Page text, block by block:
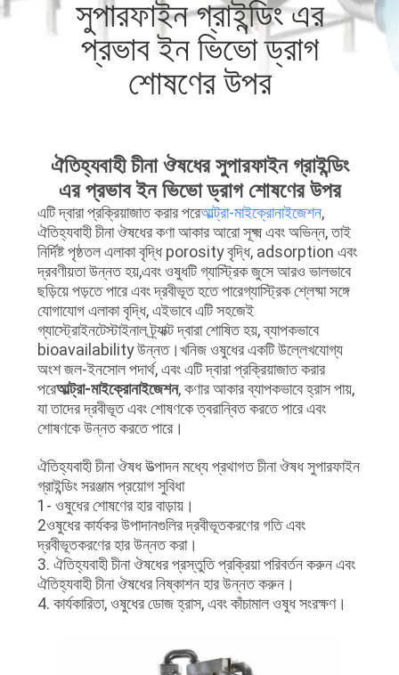
ভ্রমণ
যোগাযোগ
উদ্ধৃতির
জন্য
আবেদন
সাইটম্যাপ
গোপনীয়তা
সুপারফাইন গ্রাইন্ডিং এর
প্রভাব ইন ভিভো ড্রাগ
শোষণের উপর
ঐতিহ্যবাহী চীনা ঔষধের সুপারফাইন গ্রাইন্ডিং
এর প্রভাব ইন ভিভো ড্রাগ শোষণের উপর
এটি দ্বারা প্রক্রিয়াজাত করার পরেআল্ট্রা-মাইক্রোনাইজেশন,
ঐতিহ্যবাহী চীনা ঔষধের কণা আকার আরো সূক্ষ্ম এবং অভিন্ন, তাই
নির্দিষ্ট পৃষ্ঠতল এলাকা বৃদ্ধি porosity বৃদ্ধি, adsorption এবং
দ্রবণীয়তা উন্নত হয়,এবং ওষুধটি গ্যাস্ট্রিক জুসে আরও ভালভাবে
ছড়িয়ে পড়তে পারে এবং দ্রবীভূত হতে পারেগ্যাস্ট্রিক শ্লেষ্মা সঙ্গে
যোগাযোগ এলাকা বৃদ্ধি, এইভাবে এটি সহজেই
গ্যাস্ট্রোইনটেস্টাইনাল ট্র্যাক্ট দ্বারা শোষিত হয়, ব্যাপকভাবে
bioavailability উন্নত।খনিজ ওষুধের একটি উল্লেখযোগ্য
অংশ জল-ইনসোল পদার্থ, এবং এটি দ্বারা প্রক্রিয়াজাত করার
পরেআল্ট্রা-মাইক্রোনাইজেশন, কণার আকার ব্যাপকভাবে হ্রাস পায়,
যা তাদের দ্রবীভূত এবং শোষণকে ত্বরান্বিত করতে পারে এবং
শোষণকে উন্নত করতে পারে।
ঐতিহ্যবাহী চীনা ঔষধ উত্পাদন মধ্যে প্রথাগত চীনা ঔষধ সুপারফাইন
গ্রাইন্ডিং সরঞ্জাম প্রয়োগ সুবিধা
1- ওষুধের শোষণের হার বাড়ায়।
2ওষুধের কার্যকর উপাদানগুলির দ্রবীভূতকরণের গতি এবং
দ্রবীভূতকরণের হার উন্নত করা।
3. ঐতিহ্যবাহী চীনা ঔষধের প্রস্তুতি প্রক্রিয়া পরিবর্তন করুন এবং
ঐতিহ্যবাহী চীনা ঔষধের নিষ্কাশন হার উন্নত করুন।
4. কার্যকারিতা, ওষুধের ডোজ হ্রাস, এবং কাঁচামাল ওষুধ সংরক্ষণ।